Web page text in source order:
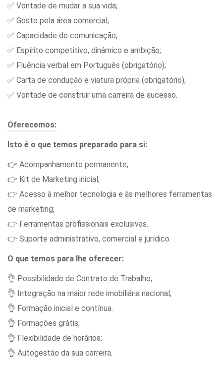
✅ Vontade de mudar a sua vida;
✅ Gosto pela área comercial;
✅ Capacidade de comunicação;
✅ Espírito competitivo, dinâmico e ambição;
✅ Fluência verbal em Português (obrigatório);
✅ Carta de condução e viatura própria (obrigatório);
✅ Vontade de construir uma carreira de sucesso.
Oferecemos:
Isto é o que temos preparado para si:
👉 Acompanhamento permanente;
👉 Kit de Marketing inicial;
👉 Acesso à melhor tecnologia e às melhores ferramentas
de marketing;
👉 Ferramentas profissionais exclusivas.
👉 Suporte administrativo, comercial e jurídico.
O que temos para lhe oferecer:
👌 Possibilidade de Contrato de Trabalho;
👌 Integração na maior rede imobiliária nacional;
👌 Formação inicial e contínua.
👌 Formações grátis;
👌 Flexibilidade de horários;
👌 Autogestão da sua carreira.